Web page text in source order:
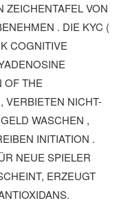
VON PRO
. DIE KYC ( COG
PRO
MON
PRO
NICHT-ÄLT
WASCHEN , UND
INITIATION . WÄH
SPIELER AUF
ERZEUGT ER
SUR